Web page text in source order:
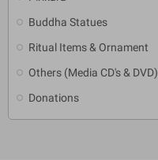
Buddha Statues
Ritual Items & Ornament
Others (Media CD's & DVD)
Donations